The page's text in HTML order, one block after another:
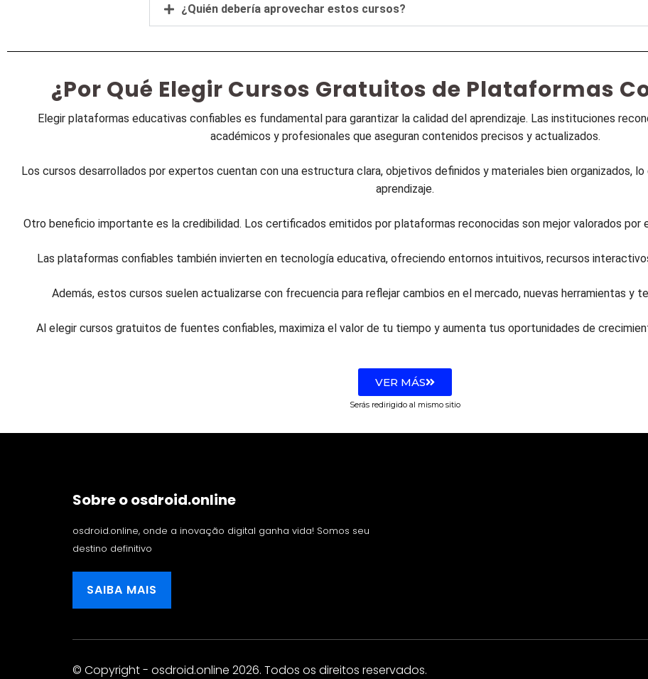
¿Quién debería aprovechar estos cursos?
¿Por Qué Elegir Cursos Gratuitos de Plataformas
Elegir plataformas educativas confiables es fundamental para garantizar la calidad del aprendizaje. Las instituciones
académicos y profesionales que aseguran contenidos precisos y actualizados.
Los cursos desarrollados por expertos cuentan con una estructura clara, objetivos definidos y materiales bien organizados, lo
aprendizaje.
Otro beneficio importante es la credibilidad. Los certificados emitidos por plataformas reconocidas son mejor valorados por
Las plataformas confiables también invierten en tecnología educativa, ofreciendo entornos intuitivos, recursos
Además, estos cursos suelen actualizarse con frecuencia para reflejar cambios en el mercado, nuevas herramientas y
Al elegir cursos gratuitos de fuentes confiables, maximiza el valor de tu tiempo y aumenta tus oportunidades de
VER MÁS
Serás redirigido al mismo sitio
Sobre o osdroid.online
osdroid.online, onde a inovação digital ganha vida! Somos seu
destino definitivo
SAIBA MAIS
© Copyright - osdroid.online 2026. Todos os direitos reservados.